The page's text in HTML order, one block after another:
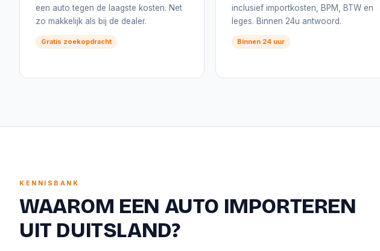
een auto tegen de laagste kosten. Net
zo makkelijk als bij de dealer.
Gratis zoekopdracht
inclusief importkosten, BPM, BTW en
leges. Binnen 24u antwoord.
Binnen 24 uur
KENNISBANK
WAAROM EEN AUTO IMPORTEREN
UIT DUITSLAND?